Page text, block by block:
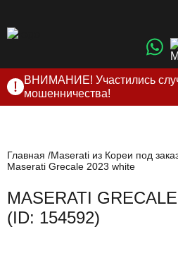
ВНИМАНИЕ! Участились
мошенничества!
нами по официальным
и на сайте
Главная
Maserati из Кореи под
Maserati Grecale 2023 white
MASERATI
(ID: 154592)